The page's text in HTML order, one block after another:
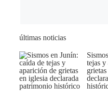
últimas noticias
tejas